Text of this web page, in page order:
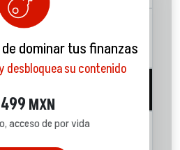
los gastos de tu
14:37
dominar tus finanzas
desbloquea su contenido
499 MXN
acceso de por vida